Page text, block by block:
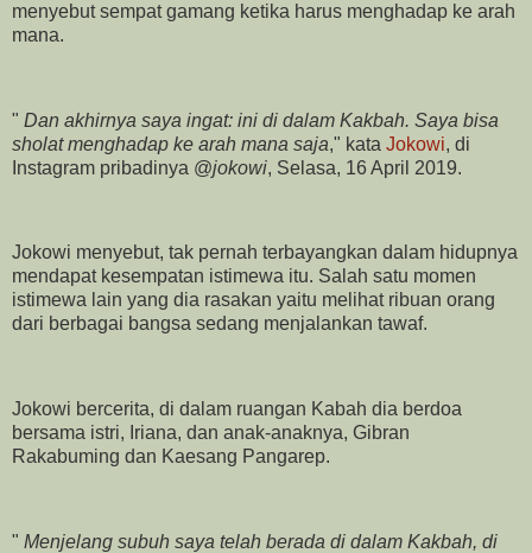
menyebut sempat gamang ketika harus menghadap ke arah
mana.
" Dan akhirnya saya ingat: ini di dalam Kakbah. Saya bisa
sholat menghadap ke arah mana saja," kata Jokowi, di
Instagram pribadinya @jokowi, Selasa, 16 April 2019.
Jokowi menyebut, tak pernah terbayangkan dalam hidupnya
mendapat kesempatan istimewa itu. Salah satu momen
istimewa lain yang dia rasakan yaitu melihat ribuan orang
dari berbagai bangsa sedang menjalankan tawaf.
Jokowi bercerita, di dalam ruangan Kabah dia berdoa
bersama istri, Iriana, dan anak-anaknya, Gibran
Rakabuming dan Kaesang Pangarep.
" Menjelang subuh saya telah berada di dalam Kakbah, di